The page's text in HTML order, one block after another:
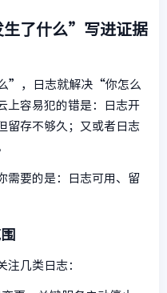
生了什么”写进证据
”，日志就解决“你怎么
上容易犯的错是：日志开
留存不够久；又或者日志
需要的是：日志可用、留
注几类日志：